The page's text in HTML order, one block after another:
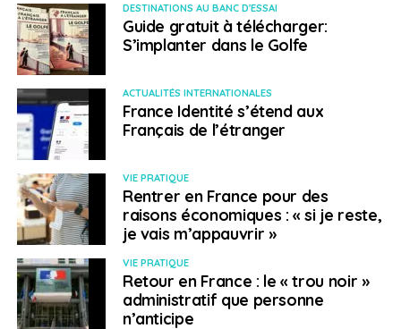
DESTINATIONS AU BANC D'ESSAI
Guide gratuit à télécharger:
S’implanter dans le Golfe
ACTUALITÉS INTERNATIONALES
France Identité s’étend aux
Français de l’étranger
VIE PRATIQUE
Rentrer en France pour des
raisons économiques : « si je reste,
je vais m’appauvrir »
VIE PRATIQUE
Retour en France : le « trou noir »
administratif que personne
n’anticipe